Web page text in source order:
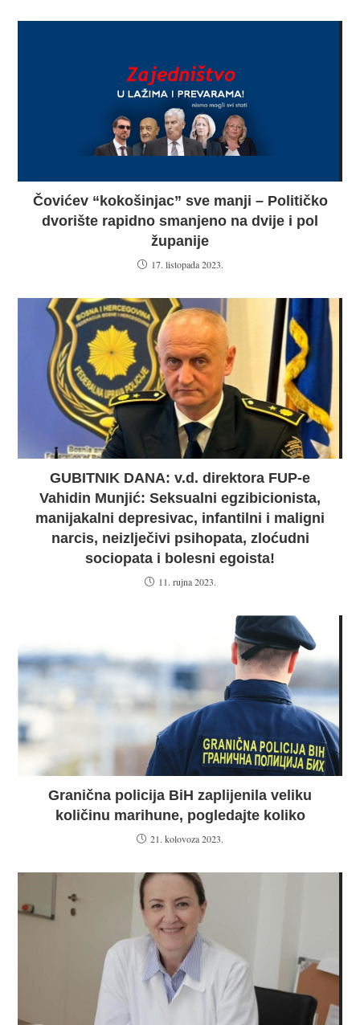
Čovićev “kokošinjac” sve manji – Političko
dvorište rapidno smanjeno na dvije i pol
županije
17. listopada 2023.
GUBITNIK DANA: v.d. direktora FUP-e
Vahidin Munjić: Seksualni egzibicionista,
manijakalni depresivac, infantilni i maligni
narcis, neizlječivi psihopata, zloćudni
sociopata i bolesni egoista!
11. rujna 2023.
Granična policija BiH zaplijenila veliku
količinu marihune, pogledajte koliko
21. kolovoza 2023.